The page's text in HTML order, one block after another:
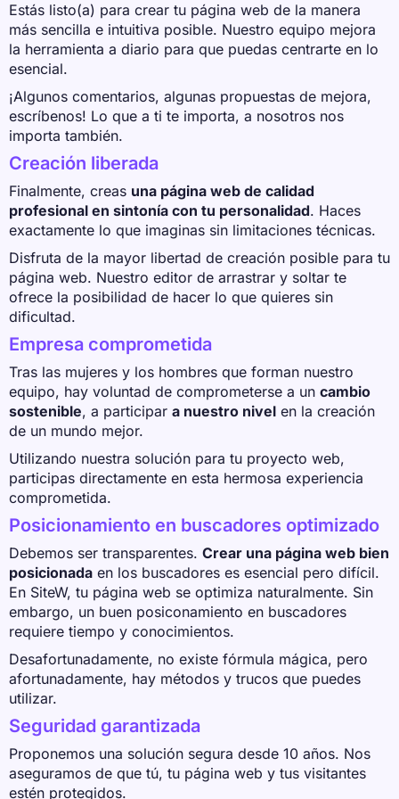
Estás listo(a) para crear tu página web de la manera
más sencilla e intuitiva posible. Nuestro equipo mejora
la herramienta a diario para que puedas centrarte en lo
esencial.
¡Algunos comentarios, algunas propuestas de mejora,
escríbenos! Lo que a ti te importa, a nosotros nos
importa también.
Creación liberada
Finalmente, creas una página web de calidad
profesional en sintonía con tu personalidad. Haces
exactamente lo que imaginas sin limitaciones técnicas.
Disfruta de la mayor libertad de creación posible para tu
página web. Nuestro editor de arrastrar y soltar te
ofrece la posibilidad de hacer lo que quieres sin
dificultad.
Empresa comprometida
Tras las mujeres y los hombres que forman nuestro
equipo, hay voluntad de comprometerse a un cambio
sostenible, a participar a nuestro nivel en la creación
de un mundo mejor.
Utilizando nuestra solución para tu proyecto web,
participas directamente en esta hermosa experiencia
comprometida.
Posicionamiento en buscadores optimizado
Debemos ser transparentes. Crear una página web bien
posicionada en los buscadores es esencial pero difícil.
En SiteW, tu página web se optimiza naturalmente. Sin
embargo, un buen posiconamiento en buscadores
requiere tiempo y conocimientos.
Desafortunadamente, no existe fórmula mágica, pero
afortunadamente, hay métodos y trucos que puedes
utilizar.
Seguridad garantizada
Proponemos una solución segura desde 10 años. Nos
aseguramos de que tú, tu página web y tus visitantes
estén protegidos.